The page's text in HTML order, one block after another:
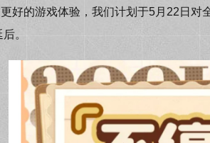
的游戏体验，我们计划于5月22日对
。